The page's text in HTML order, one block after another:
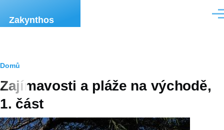
Zakynthos
Drobečková
navigace
Domů
Zajímavosti a pláže na východě,
1. část